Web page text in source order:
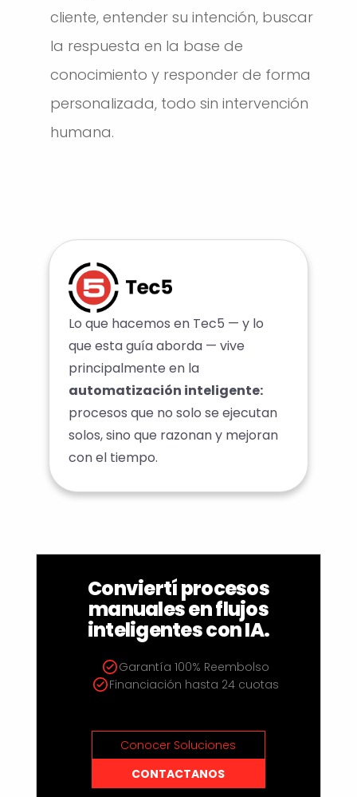
cliente, entender su intención, buscar
la respuesta en la base de
conocimiento y responder de forma
personalizada, todo sin intervención
humana.
Lo que hacemos en Tec5 — y lo
que esta guía aborda — vive
principalmente en la
automatización inteligente:
procesos que no solo se ejecutan
solos, sino que razonan y mejoran
con el tiempo.
Conviertí procesos
manuales en flujos
inteligentes con IA.
Garantía 100% Reembolso
Financiación hasta 24 cuotas
Conocer Soluciones
CONTACTANOS